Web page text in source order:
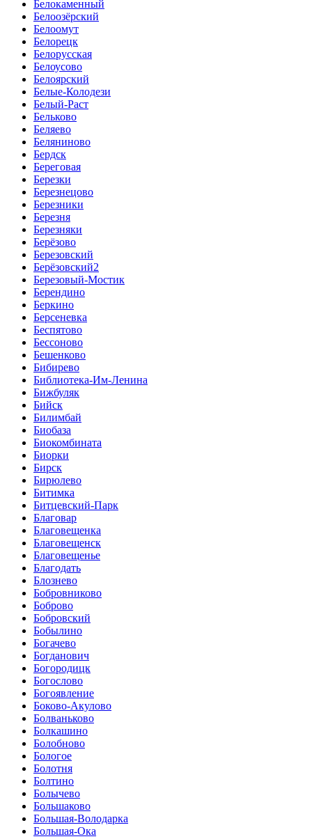
Белокаменный
Белоозёрский
Белоомут
Белорецк
Белорусская
Белоусово
Белоярский
Белые-Колодези
Белый-Раст
Бельково
Беляево
Беляниново
Бердск
Береговая
Березки
Березнецово
Березники
Березня
Березняки
Берёзово
Березовский
Берёзовский2
Березовый-Мостик
Берендино
Беркино
Берсеневка
Беспятово
Бессоново
Бешенково
Бибирево
Библиотека-Им-Ленина
Бижбуляк
Бийск
Билимбай
Биобаза
Биокомбината
Биорки
Бирск
Бирюлево
Битимка
Битцевский-Парк
Благовар
Благовещенка
Благовещенск
Благовещенье
Благодать
Блознево
Бобровниково
Боброво
Бобровский
Бобылино
Богачево
Богданович
Богородицк
Богослово
Богоявление
Боково-Акулово
Болваньково
Болкашино
Болобново
Бологое
Болотня
Болтино
Болычево
Большаково
Большая-Володарка
Большая-Ока